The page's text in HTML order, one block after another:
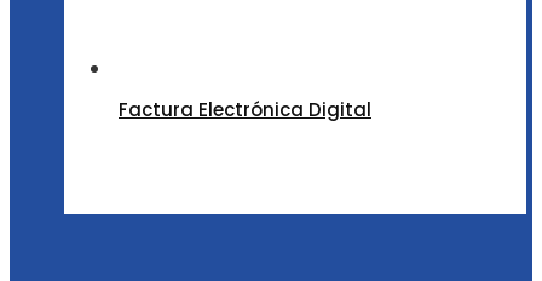
Factura Electrónica Digital